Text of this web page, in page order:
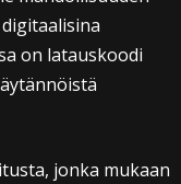
on latauskoodi
jonka mukaan